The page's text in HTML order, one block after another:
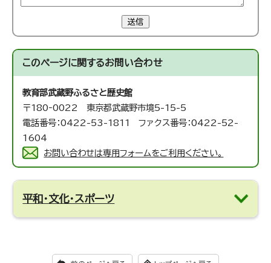
送信
このページに関するお問い合わせ
教育部武蔵野ふるさと歴史館
〒180‐0022 東京都武蔵野市境5-15-5
電話番号：0422-53-1811 ファクス番号：0422-52-
1604
お問い合わせは専用フォームをご利用ください。
平和・文化・スポーツ